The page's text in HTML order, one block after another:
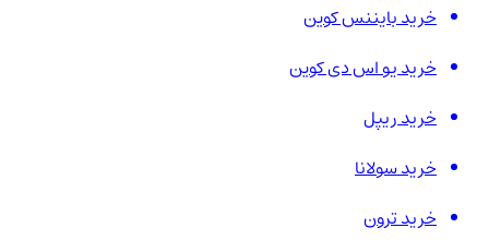
خرید بایننس کوین
خرید یو اس دی کوین
خرید ریپل
خرید سولانا
خرید ترون